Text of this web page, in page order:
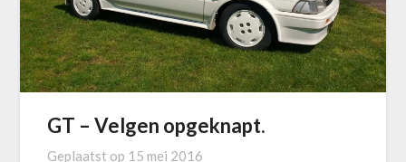
GT – Velgen opgeknapt.
Geplaatst op 15 mei 2016